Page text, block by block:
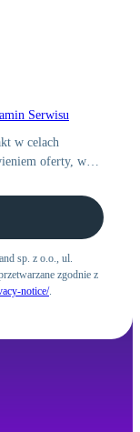
Serwisu
w celach
oferty, w
urządzeń
przez
(00-846)
iMad sp. z
ul.
sp. z o.o., ul.
zgodnie z
notice/.